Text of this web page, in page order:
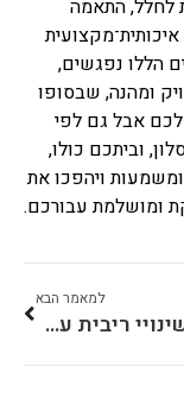
לחלל, התאמה
הללו נפגשים,
ומהנה, שבסופו
אבל גם לפי
וביתכם כולו,
ויהפכו את
ומושלמת עבורכם.
למאמר הבא
השפעת שינויי ריבית על שוק הדיור בארה"ב